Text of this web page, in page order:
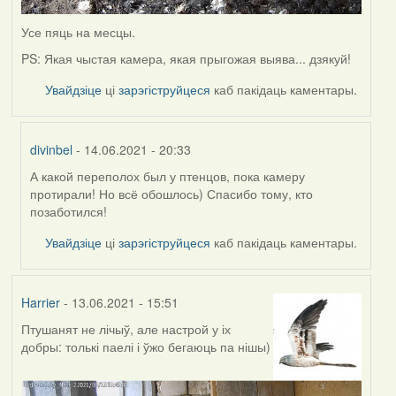
Усе пяць на месцы.
PS: Якая чыстая камера, якая прыгожая выява... дзякуй!
Увайдзіце цізарэгіструйцеся каб пакідаць каментары.
divinbel - 14.06.2021 - 20:33
In
reply
to
А какой переполох был у птенцов, пока камеру
протирали! Но всё обошлось) Спасибо тому, кто
позаботился!
Увайдзіце цізарэгіструйцеся каб пакідаць каментары.
Harrier- 13.06.2021 - 15:51
Птушанят не лічыў, але настрой у іх
добры: толькі паелі і ўжо бегаюць па нішы)